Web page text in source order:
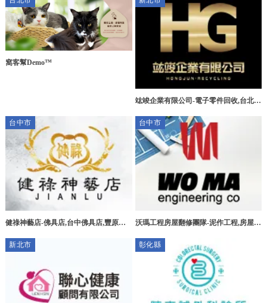
窩客幫Demo™
竑竣企業有限公司-電子零件回收,台北電
電子零件回收
台中市
健祿神藝店-佛具店,台中佛具店,豐原佛
台中市
沃瑪工程房屋翻修團隊-泥作工程,房屋拆
新北市
彰化縣